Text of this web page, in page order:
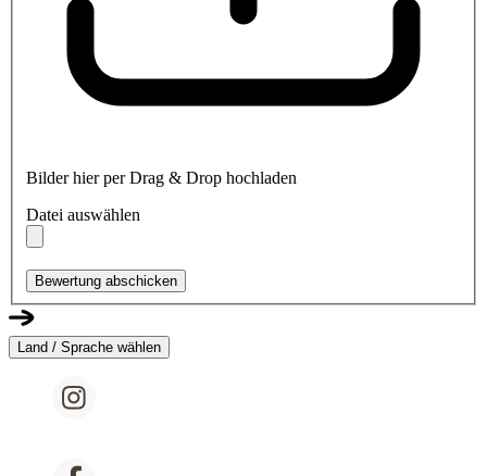
Bilder hier per Drag & Drop hochladen
Datei auswählen
Bewertung abschicken
Land / Sprache wählen